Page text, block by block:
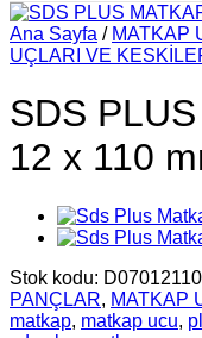
Ana Sayfa / MATKAP
UÇLARI VE
SDS
12 x 110
Stok kodu: D07012110
PANÇLAR, MATKAP
matkap, matkap ucu,